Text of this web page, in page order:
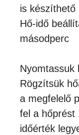
is készíthető
Hő-idő
másodperc
Nyomtassuk
Rögzítsük
a megfelelő
fel a hőprést
időérték